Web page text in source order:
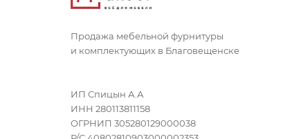
Продажа мебельной фурнитуры
и комплектующих в Благовещенске
ИП Спицын А.А
ИНН 280113811158
ОГРНИП 305280129000038